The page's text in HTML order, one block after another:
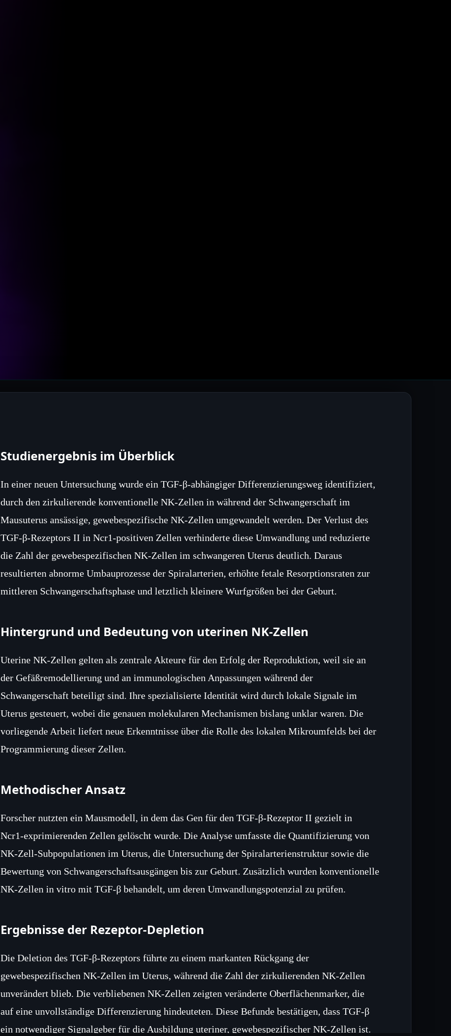
Studienergebnis im Überblick
In einer neuen Untersuchung wurde ein TGF‑β‑abhängiger Differenzierungsweg identifiziert,
durch den zirkulierende konventionelle NK‑Zellen in während der Schwangerschaft im
Mausuterus ansässige, gewebespezifische NK‑Zellen umgewandelt werden. Der Verlust des
TGF‑β‑Rezeptors II in Ncr1‑positiven Zellen verhinderte diese Umwandlung und reduzierte
die Zahl der gewebespezifischen NK‑Zellen im schwangeren Uterus deutlich. Daraus
resultierten abnorme Umbauprozesse der Spiralarterien, erhöhte fetale Resorptionsraten zur
mittleren Schwangerschaftsphase und letztlich kleinere Wurfgrößen bei der Geburt.
Hintergrund und Bedeutung von uterinen NK‑Zellen
Uterine NK‑Zellen gelten als zentrale Akteure für den Erfolg der Reproduktion, weil sie an
der Gefäßremodellierung und an immunologischen Anpassungen während der
Schwangerschaft beteiligt sind. Ihre spezialisierte Identität wird durch lokale Signale im
Uterus gesteuert, wobei die genauen molekularen Mechanismen bislang unklar waren. Die
vorliegende Arbeit liefert neue Erkenntnisse über die Rolle des lokalen Mikroumfelds bei der
Programmierung dieser Zellen.
Methodischer Ansatz
Forscher nutzten ein Mausmodell, in dem das Gen für den TGF‑β‑Rezeptor II gezielt in
Ncr1‑exprimierenden Zellen gelöscht wurde. Die Analyse umfasste die Quantifizierung von
NK‑Zell‑Subpopulationen im Uterus, die Untersuchung der Spiralarterienstruktur sowie die
Bewertung von Schwangerschaftsausgängen bis zur Geburt. Zusätzlich wurden konventionelle
NK‑Zellen in vitro mit TGF‑β behandelt, um deren Umwandlungspotenzial zu prüfen.
Ergebnisse der Rezeptor‑Depletion
Die Deletion des TGF‑β‑Rezeptors führte zu einem markanten Rückgang der
gewebespezifischen NK‑Zellen im Uterus, während die Zahl der zirkulierenden NK‑Zellen
unverändert blieb. Die verbliebenen NK‑Zellen zeigten veränderte Oberflächenmarker, die
auf eine unvollständige Differenzierung hindeuteten. Diese Befunde bestätigen, dass TGF‑β
ein notwendiger Signalgeber für die Ausbildung uteriner, gewebespezifischer NK‑Zellen ist.